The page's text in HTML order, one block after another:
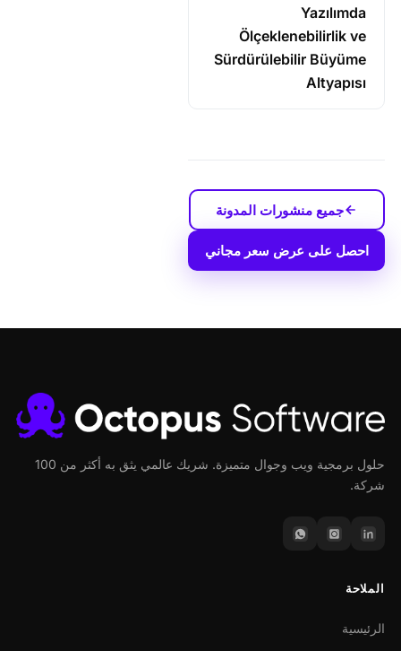
Yazılımda
Ölçeklenebilirlik ve
Sürdürülebilir Büyüme
Altyapısı
جميع منشورات المدونة
احصل على عرض سعر مجاني
حلول برمجية ويب وجوال متميزة. شريك عالمي يثق به أكثر من 100
شركة.
الملاحة
الرئيسية